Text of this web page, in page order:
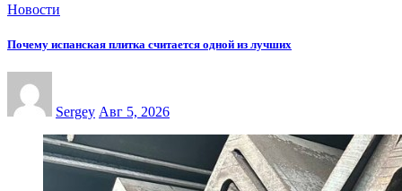
Новости
Почему испанская плитка считается одной из лучших
Sergey Авг 5, 2026